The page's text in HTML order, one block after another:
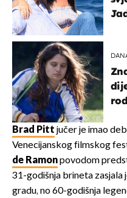
Brad Pitt jučer je imao
Venecijanskog filmskog
de Ramonpovodom
31-godišnja brineta zasjala
gradu, no 60-godišnja